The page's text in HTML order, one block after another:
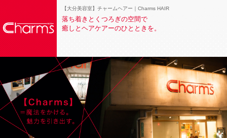
【大分美容室】チャームヘアー｜Charms HAIR
落ち着きとくつろぎの空間で
癒しとヘアケアーのひとときを。